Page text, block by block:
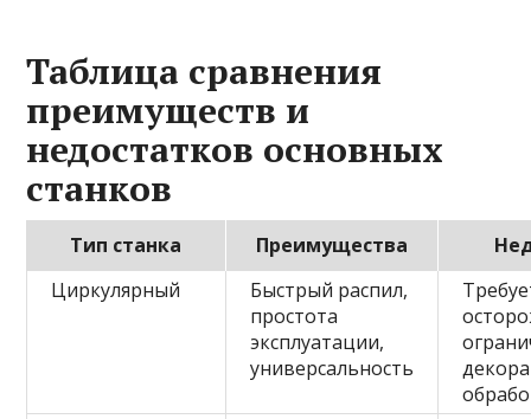
Таблица сравнения
преимуществ и
недостатков основных
станков
Тип станка Преимущества
Циркулярный
Быстрый распил,
простота
эксплуатации,
универсальность